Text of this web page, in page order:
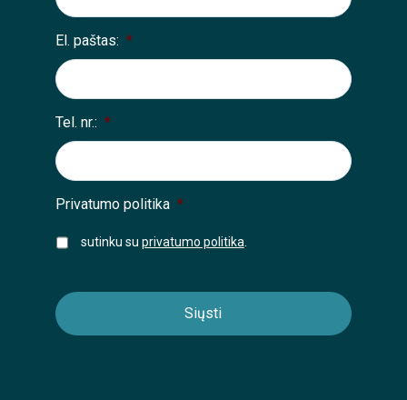
El. paštas: *
Tel. nr.: *
Privatumo politika *
sutinku su privatumo politika